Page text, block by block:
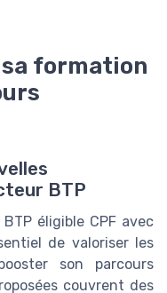
formation
BTP
éligible CPF avec
de valoriser les
son parcours
couvrent des